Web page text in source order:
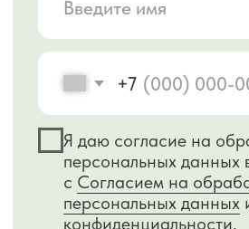
Или напишите
Задать вопрос
Либо позвоните нам